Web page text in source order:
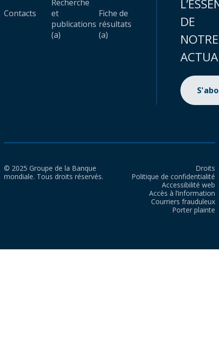
Contacts
Recherche
et
publications
(a)
Fiche de
résultats
(a)
DE
NOTRE
© 2025 Groupe de la Banque
mondiale. Tous droits réservés.
Droits
Politique de confidentialité
Accessibilité web
Accès à l’information
Courriers frauduleux
Porter plainte